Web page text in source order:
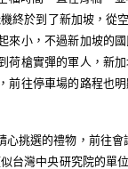
終於到了新加坡，從
來小，不過新加坡的
荷槍實彈的軍人，新
前往停車場的路程也
心挑選的禮物，前往會
台灣中央研究院的單